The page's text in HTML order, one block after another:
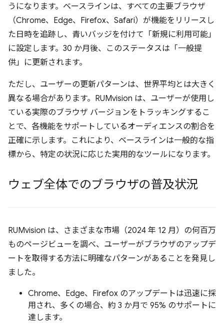
うになります。ベースラインは、すべての主要ブラウザ
（Chrome、Edge、Firefox、Safari）が機能をリリースし
た日時を追跡し、青いバッジを付けて「新規に利用可能」
に設定します。30 か月後、このステータスは「一般提
供」に更新されます。
ただし、ユーザーの更新パターンは、世界平均とは大きく
異なる場合があります。RUMvision は、ユーザーが使用し
ている実際のブラウザ バージョンをトラッキングするこ
とで、各機能をサポートしているオーディエンスの割合を
正確に示します。これにより、ベースラインは一般的な指
標から、特定の状況に応じた実用的なツールになります。
ウェブ全体でのブラウザの普及状況
RUMvision は、さまざまな市場（2024 年 12 月）の何百万
ものページビューを調べ、ユーザーがブラウザのアップデ
ートを取得する方法に明確なパターンがあることを発見し
ました。
Chrome、Edge、Firefox のアップデートは迅速に採
用され、多くの場合、約 3 か月で 95% のサポートに
達します。